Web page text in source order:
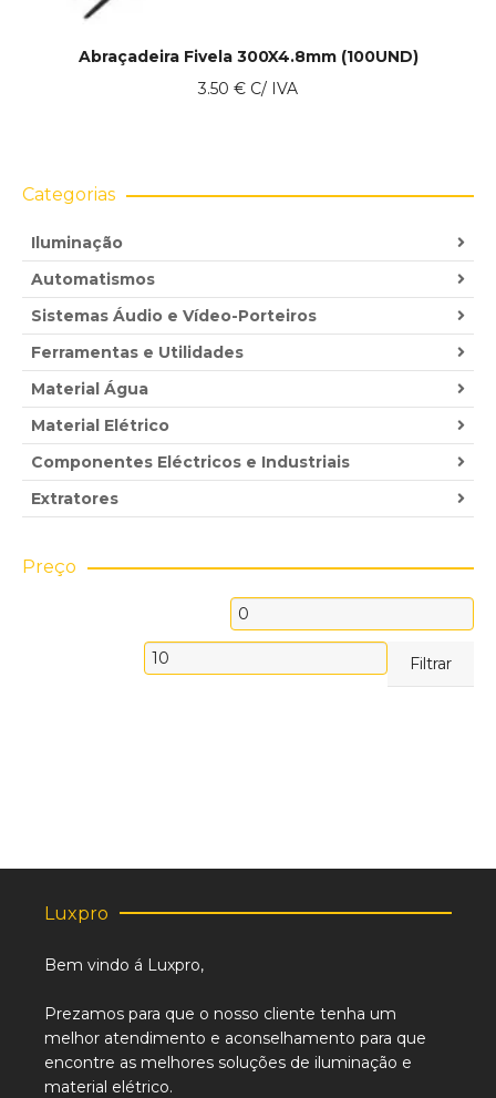
Abraçadeira Fivela 300X4.8mm (100UND)
3.50 € C/ IVA
Categorias
Iluminação
Automatismos
Sistemas Áudio e Vídeo-Porteiros
Ferramentas e Utilidades
Material Água
Material Elétrico
Componentes Eléctricos e Industriais
Extratores
Preço
Filtrar
Luxpro
Bem vindo á Luxpro,
Prezamos para que o nosso cliente tenha um
melhor atendimento e aconselhamento para que
encontre as melhores soluções de iluminação e
material elétrico.